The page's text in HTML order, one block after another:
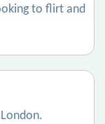
to flirt and